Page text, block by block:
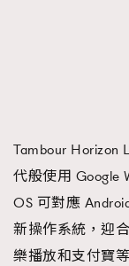
Tambour Horizon
代般使用 Google
OS 可對應
新操作系統，迎
樂播放和支付寶